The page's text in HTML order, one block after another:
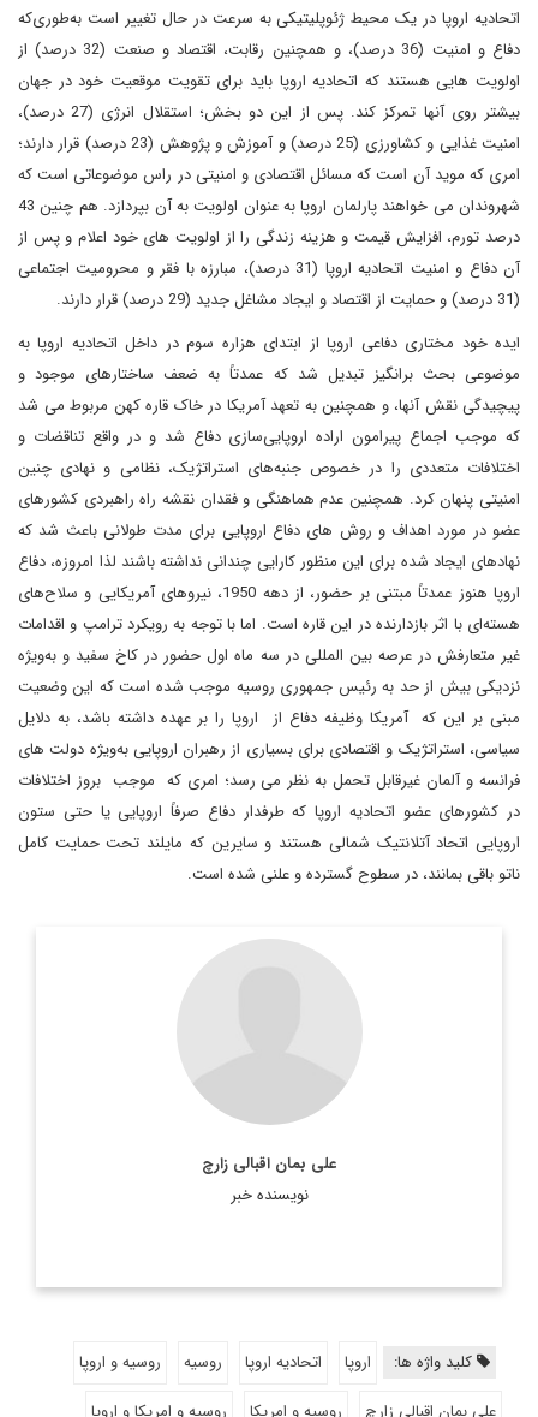
اتحادیه اروپا در یک محیط ژئوپلیتیکی به سرعت در حال تغییر است به‌طوری‌که
دفاع و امنیت (36 درصد)، و همچنین رقابت، اقتصاد و صنعت (32 درصد) از
اولویت هایی هستند که اتحادیه اروپا باید برای تقویت موقعیت خود در جهان
بیشتر روی آنها تمرکز کند. پس از این دو بخش؛ استقلال انرژی (27 درصد)،
امنیت غذایی و کشاورزی (25 درصد) و آموزش و پژوهش (23 درصد) قرار دارند؛
امری که موید آن است که مسائل اقتصادی و امنیتی در راس موضوعاتی است که
شهروندان می خواهند پارلمان اروپا به عنوان اولویت به آن بپردازد. هم چنین 43
درصد تورم، افزایش قیمت و هزینه زندگی را از اولویت های خود اعلام و پس از
آن دفاع و امنیت اتحادیه اروپا (31 درصد)، مبارزه با فقر و محرومیت اجتماعی
(31 درصد) و حمایت از اقتصاد و ایجاد مشاغل جدید (29 درصد) قرار دارند.
ایده خود مختاری دفاعی اروپا از ابتدای هزاره سوم در داخل اتحادیه اروپا به
موضوعی بحث برانگیز تبدیل شد که عمدتاً به ضعف ساختارهای موجود و
پیچیدگی نقش آنها، و همچنین به تعهد آمریکا در خاک قاره کهن مربوط می شد
که موجب اجماع پیرامون اراده اروپایی‌سازی دفاع شد و در واقع تناقضات و
اختلافات متعددی را در خصوص جنبه‌های استراتژیک، نظامی و نهادی چنین
امنیتی پنهان کرد. همچنین عدم هماهنگی و فقدان نقشه راه راهبردی کشورهای
عضو در مورد اهداف و روش های دفاع اروپایی برای مدت طولانی باعث شد که
نهادهای ایجاد شده برای این منظور کارایی چندانی نداشته باشند لذا امروزه، دفاع
اروپا هنوز عمدتاً مبتنی بر حضور، از دهه 1950، نیروهای آمریکایی و سلاح‌های
هسته‌ای با اثر بازدارنده در این قاره است. اما با توجه به رویکرد ترامپ و اقدامات
غیر متعارفش در عرصه بین المللی در سه ماه اول حضور در کاخ سفید و به‌ویژه
نزدیکی بیش از حد به رئیس جمهوری روسیه موجب شده است که این وضعیت
مبنی بر این که آمریکا وظیفه دفاع از اروپا را بر عهده داشته باشد، به دلایل
سیاسی، استراتژیک و اقتصادی برای بسیاری از رهبران اروپایی به‌ویژه دولت های
فرانسه و آلمان غیرقابل تحمل به نظر می رسد؛ امری که موجب بروز اختلافات
در کشورهای عضو اتحادیه اروپا که طرفدار دفاع صرفاً اروپایی یا حتی ستون
اروپایی اتحاد آتلانتیک شمالی هستند و سایرین که مایلند تحت حمایت کامل
ناتو باقی بمانند، در سطوح گسترده و علنی شده است.
علی بمان اقبالی زارچ
نویسنده خبر
دیپلمات و کارشناس ارشد یورآسیا
کلید واژه ها: اروپا اتحادیه اروپا روسیه
روسیه و اروپا
علی بمان اقبالی زارچ
روسیه و امریکا
روسیه و امریکا و اروپا